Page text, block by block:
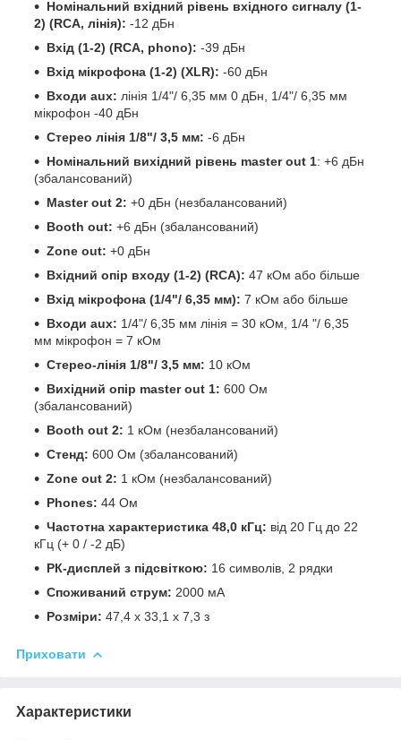
Номінальний вхідний рівень вхідного сигналу (1-
2) (RCA, лінія): -12 дБн
Вхід (1-2) (RCA, phono): -39 дБн
Вхід мікрофона (1-2) (XLR): -60 дБн
Входи aux: лінія 1/4"/ 6,35 мм 0 дБн, 1/4"/ 6,35 мм
мікрофон -40 дБн
Стерео лінія 1/8"/ 3,5 мм: -6 дБн
Номінальний вихідний рівень master out 1: +6 дБн
(збалансований)
Master out 2: +0 дБн (незбалансований)
Booth out: +6 дБн (збалансований)
Zone out: +0 дБн
Вхідний опір входу (1-2) (RCA): 47 кОм або більше
Вхід мікрофона (1/4"/ 6,35 мм): 7 кОм або більше
Входи aux: 1/4"/ 6,35 мм лінія = 30 кОм, 1/4 "/ 6,35
мм мікрофон = 7 кОм
Стерео-лінія 1/8"/ 3,5 мм: 10 кОм
Вихідний опір master out 1: 600 Ом
(збалансований)
Booth out 2: 1 кОм (незбалансований)
Стенд: 600 Ом (збалансований)
Zone out 2: 1 кОм (незбалансований)
Phones: 44 Ом
Частотна характеристика 48,0 кГц: від 20 Гц до 22
кГц (+ 0 / -2 дБ)
РК-дисплей з підсвіткою: 16 символів, 2 рядки
Споживаний струм: 2000 мА
Розміри: 47,4 х 33,1 х 7,3 з
Приховати
Характеристики